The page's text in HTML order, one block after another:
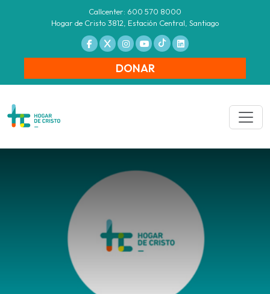
Callcenter: 600 570 8000
Hogar de Cristo 3812, Estación Central, Santiago
DONAR